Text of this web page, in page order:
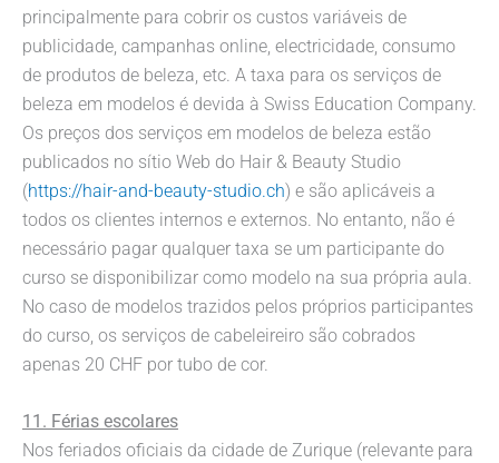
principalmente para cobrir os custos variáveis de
publicidade, campanhas online, electricidade, consumo
de produtos de beleza, etc. A taxa para os serviços de
beleza em modelos é devida à Swiss Education Company.
Os preços dos serviços em modelos de beleza estão
publicados no sítio Web do Hair & Beauty Studio
(https://hair-and-beauty-studio.ch) e são aplicáveis a
todos os clientes internos e externos. No entanto, não é
necessário pagar qualquer taxa se um participante do
curso se disponibilizar como modelo na sua própria aula.
No caso de modelos trazidos pelos próprios participantes
do curso, os serviços de cabeleireiro são cobrados
apenas 20 CHF por tubo de cor.
11. Férias escolares
Nos feriados oficiais da cidade de Zurique (relevante para